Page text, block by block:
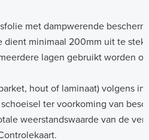
met dampwerende
dient minimaal 200mm uit te
lagen gebruikt worden
hout of laminaat) volgens
ter voorkoming van
weerstandswaarde van de